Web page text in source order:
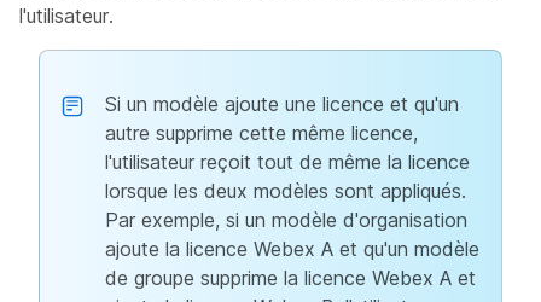
l'utilisateur.
Si un modèle ajoute une licence et qu'un
autre supprime cette même licence,
l'utilisateur reçoit tout de même la licence
lorsque les deux modèles sont appliqués.
Par exemple, si un modèle d'organisation
ajoute la licence Webex A et qu'un modèle
de groupe supprime la licence Webex A et